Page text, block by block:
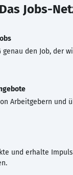
Jobs-
genau den Job, der
Arbeitgebern und
und erhalte